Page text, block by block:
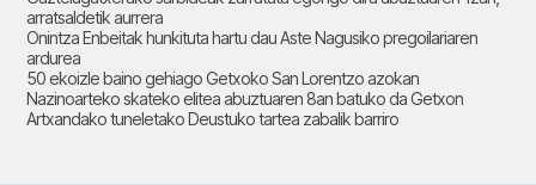
arratsaldetik aurrera
Onintza Enbeitak hunkituta hartu dau Aste Nagusiko pregoilariaren
ardurea
50 ekoizle baino gehiago Getxoko San Lorentzo azokan
Nazinoarteko skateko elitea abuztuaren 8an batuko da Getxon
Artxandako tuneletako Deustuko tartea zabalik barriro